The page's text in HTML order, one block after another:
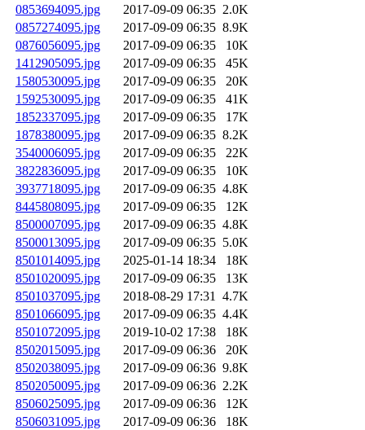
0853694095.jpg
2017-09-09 06:35 2.0K
0857274095.jpg
2017-09-09 06:35 8.9K
0876056095.jpg
2017-09-09 06:35
10K
1412905095.jpg
2017-09-09 06:35
45K
1580530095.jpg
2017-09-09 06:35
20K
1592530095.jpg
2017-09-09 06:35
41K
1852337095.jpg
2017-09-09 06:35
17K
1878380095.jpg
2017-09-09 06:35 8.2K
3540006095.jpg
2017-09-09 06:35
22K
3822836095.jpg
2017-09-09 06:35
10K
3937718095.jpg
2017-09-09 06:35 4.8K
8445808095.jpg
2017-09-09 06:35
12K
8500007095.jpg
2017-09-09 06:35 4.8K
8500013095.jpg
2017-09-09 06:35 5.0K
8501014095.jpg
2025-01-14 18:34
18K
8501020095.jpg
2017-09-09 06:35
13K
8501037095.jpg
2018-08-29 17:31 4.7K
8501066095.jpg
2017-09-09 06:35 4.4K
8501072095.jpg
2019-10-02 17:38
18K
8502015095.jpg
2017-09-09 06:36
20K
8502038095.jpg
2017-09-09 06:36 9.8K
8502050095.jpg
2017-09-09 06:36 2.2K
8506025095.jpg
2017-09-09 06:36
12K
8506031095.jpg
2017-09-09 06:36
18K